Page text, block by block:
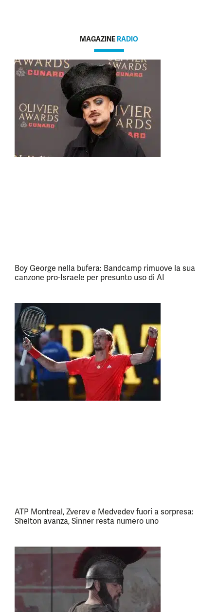
MAGAZINE RADIO
Boy George nella bufera: Bandcamp rimuove la sua
canzone pro-Israele per presunto uso di AI
ATP Montreal, Zverev e Medvedev fuori a sorpresa:
Shelton avanza, Sinner resta numero uno